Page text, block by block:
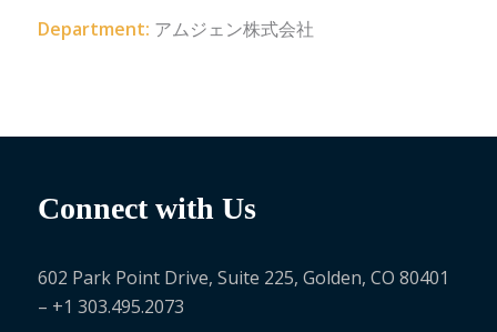
Department: アムジェン株式会社
Connect with Us
602 Park Point Drive, Suite 225, Golden, CO 80401
– +1 303.495.2073